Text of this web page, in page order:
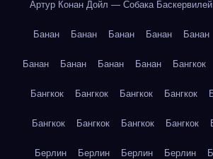
Артур Конан Дойл — Собака Баскервилей
Банан Банан Банан Банан Банан
Банан Банан Банан Банан Бангкок
Бангкок Бангкок Бангкок Бангкок
Бангкок Бангкок Бангкок Бангкок
Берлин Берлин Берлин Берлин